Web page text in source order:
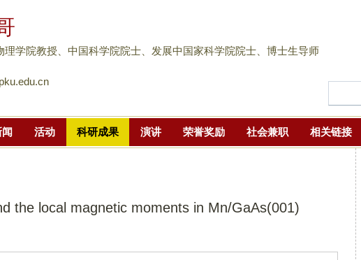
到
主
要
分
理学院教授、中国科学院院士、发展中国家科学院院士、博士生导师
闻 活动 科研成果 演讲 荣誉奖励 社会兼职 相关链接
the local magnetic moments in Mn/GaAs(001)